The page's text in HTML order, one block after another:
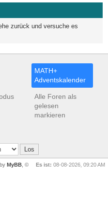
zurück und versuche es
MATH+
Adventskalender
Alle Foren als
gelesen
markieren
Es ist: 08-08-2026, 09:20 AM
MyBB , ©